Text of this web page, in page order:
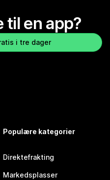
til en app?
i tre dager
Populære kategorier
Direktefrakting
Markedsplasser